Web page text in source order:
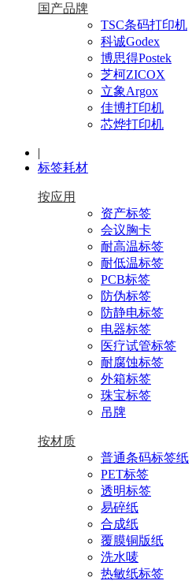
国产品牌
TSC条码打印机
科诚Godex
博思得Postek
芝柯ZICOX
立象Argox
佳博打印机
芯烨打印机
|
标签耗材
按应用
资产标签
会议胸卡
耐高温标签
耐低温标签
PCB标签
防伪标签
防静电标签
电器标签
医疗试管标签
耐腐蚀标签
外箱标签
珠宝标签
吊牌
按材质
普通条码标签纸
PET标签
透明标签
易碎纸
合成纸
覆膜铜版纸
洗水唛
热敏纸标签